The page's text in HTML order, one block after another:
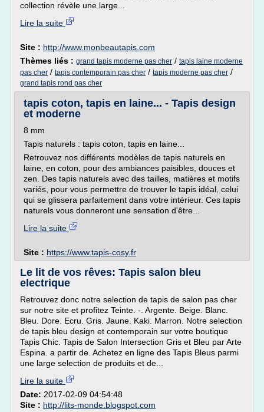
collection révèle une large...
Lire la suite
Site : http://www.monbeautapis.com
Thèmes liés : grand tapis moderne pas cher / tapis laine moderne
pas cher / tapis contemporain pas cher / tapis moderne pas cher /
grand tapis rond pas cher
tapis coton, tapis en laine... - Tapis design
et moderne
8 mm
Tapis naturels : tapis coton, tapis en laine...
Retrouvez nos différents modèles de tapis naturels en
laine, en coton, pour des ambiances paisibles, douces et
zen. Des tapis naturels avec des tailles, matières et motifs
variés, pour vous permettre de trouver le tapis idéal, celui
qui se glissera parfaitement dans votre intérieur. Ces tapis
naturels vous donneront une sensation d'être...
Lire la suite
Site : https://www.tapis-cosy.fr
Le lit de vos rêves: Tapis salon bleu
electrique
Retrouvez donc notre selection de tapis de salon pas cher
sur notre site et profitez Teinte. -. Argente. Beige. Blanc.
Bleu. Dore. Ecru. Gris. Jaune. Kaki. Marron. Notre selection
de tapis bleu design et contemporain sur votre boutique
Tapis Chic. Tapis de Salon Intersection Gris et Bleu par Arte
Espina. a partir de. Achetez en ligne des Tapis Bleus parmi
une large selection de produits et de...
Lire la suite
Date: 2017-02-09 04:54:48
Site : http://lits-monde.blogspot.com